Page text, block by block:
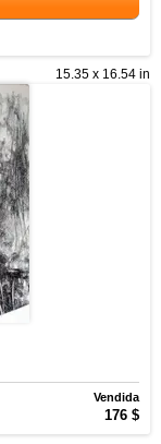
15.35 x 16.54 in
Vendida
176 $